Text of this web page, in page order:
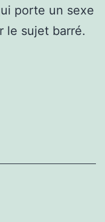
porte un sexe
le sujet barré.